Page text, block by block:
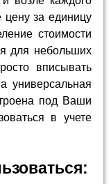
цену за единицу
стоимости
для небольших
вписывать
универсальная
под Ваши
в учете